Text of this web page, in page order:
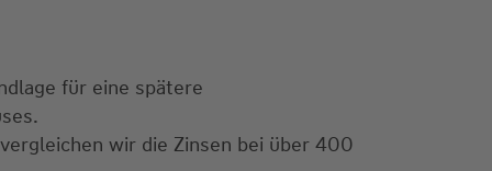
für eine spätere
wir die Zinsen bei über 400